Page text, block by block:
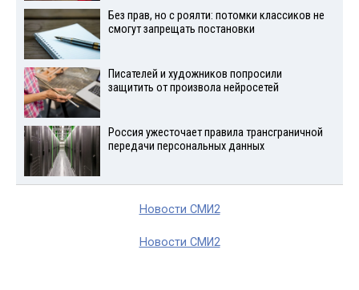
Без прав, но с роялти: потомки классиков не
смогут запрещать постановки
Писателей и художников попросили
защитить от произвола нейросетей
Россия ужесточает правила трансграничной
передачи персональных данных
Новости СМИ2
Новости СМИ2